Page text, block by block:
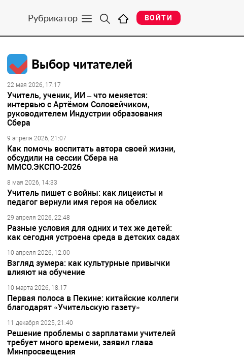
Рубрикатор ВОЙТИ
Выбор читателей
22 мая 2026, 17:17
Учитель, ученик, ИИ – что меняется:
интервью с Артёмом Соловейчиком,
руководителем Индустрии образования
Сбера
9 апреля 2026, 21:07
Как помочь воспитать автора своей жизни,
обсудили на сессии Сбера на
ММСО.ЭКСПО-2026
8 мая 2026, 14:33
Учитель пишет с войны: как лицеисты и
педагог вернули имя героя на обелиск
29 апреля 2026, 22:48
Разные условия для одних и тех же детей:
как сегодня устроена среда в детских садах
10 апреля 2026, 12:00
Взгляд зумера: как культурные привычки
влияют на обучение
10 марта 2026, 18:17
Первая полоса в Пекине: китайские коллеги
благодарят «Учительскую газету»
11 декабря 2025, 21:40
Решение проблемы с зарплатами учителей
требует много времени, заявил глава
Минпросвещения